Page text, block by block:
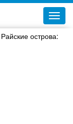
Украинский
Райские острова: